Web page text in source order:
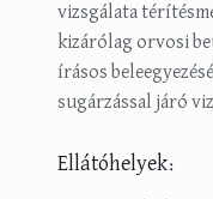
vizsgálata
kizárólag orvosi
írásos
sugárzással járó
Ellátóhelyek: